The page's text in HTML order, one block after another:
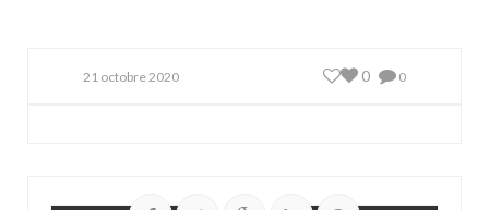
21 octobre 2020 0
0